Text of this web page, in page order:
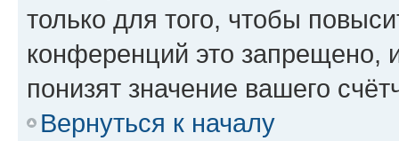
только для того, чтобы
конференций это запрещено,
понизят значение вашего
Вернуться к началу